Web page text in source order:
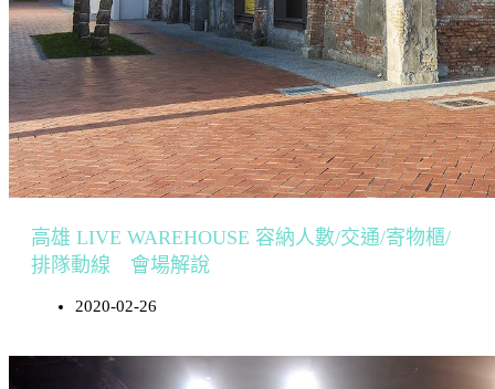
高雄 LIVE WAREHOUSE 容納人數/交通/寄物櫃/
排隊動線 會場解說
2020-02-26